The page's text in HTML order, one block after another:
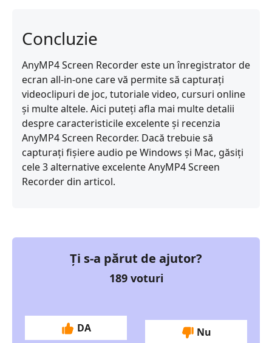
Concluzie
AnyMP4 Screen Recorder este un înregistrator de
ecran all-in-one care vă permite să capturați
videoclipuri de joc, tutoriale video, cursuri online
și multe altele. Aici puteți afla mai multe detalii
despre caracteristicile excelente și recenzia
AnyMP4 Screen Recorder. Dacă trebuie să
capturați fișiere audio pe Windows și Mac, găsiți
cele 3 alternative excelente AnyMP4 Screen
Recorder din articol.
Ți s-a părut de ajutor?
189voturi
DA Nu